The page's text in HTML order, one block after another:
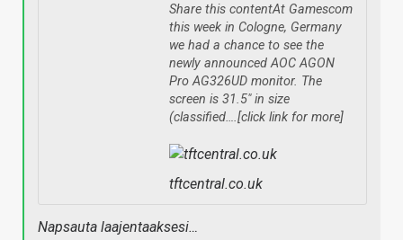
Share this contentAt Gamescom
this week in Cologne, Germany
we had a chance to see the
newly announced AOC AGON
Pro AG326UD monitor. The
screen is 31.5″ in size
(classified….[click link for more]
tftcentral.co.uk
Napsauta laajentaaksesi…